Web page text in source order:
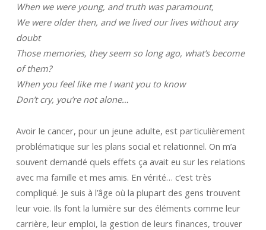
When we were young, and truth was paramount,
We were older then, and we lived our lives without any
doubt
Those memories, they seem so long ago, what’s become
of them?
When you feel like me I want you to know
Don’t cry, you’re not alone…
Avoir le cancer, pour un jeune adulte, est particulièrement
problématique sur les plans social et relationnel. On m’a
souvent demandé quels effets ça avait eu sur les relations
avec ma famille et mes amis. En vérité… c’est très
compliqué. Je suis à l’âge où la plupart des gens trouvent
leur voie. Ils font la lumière sur des éléments comme leur
carrière, leur emploi, la gestion de leurs finances, trouver